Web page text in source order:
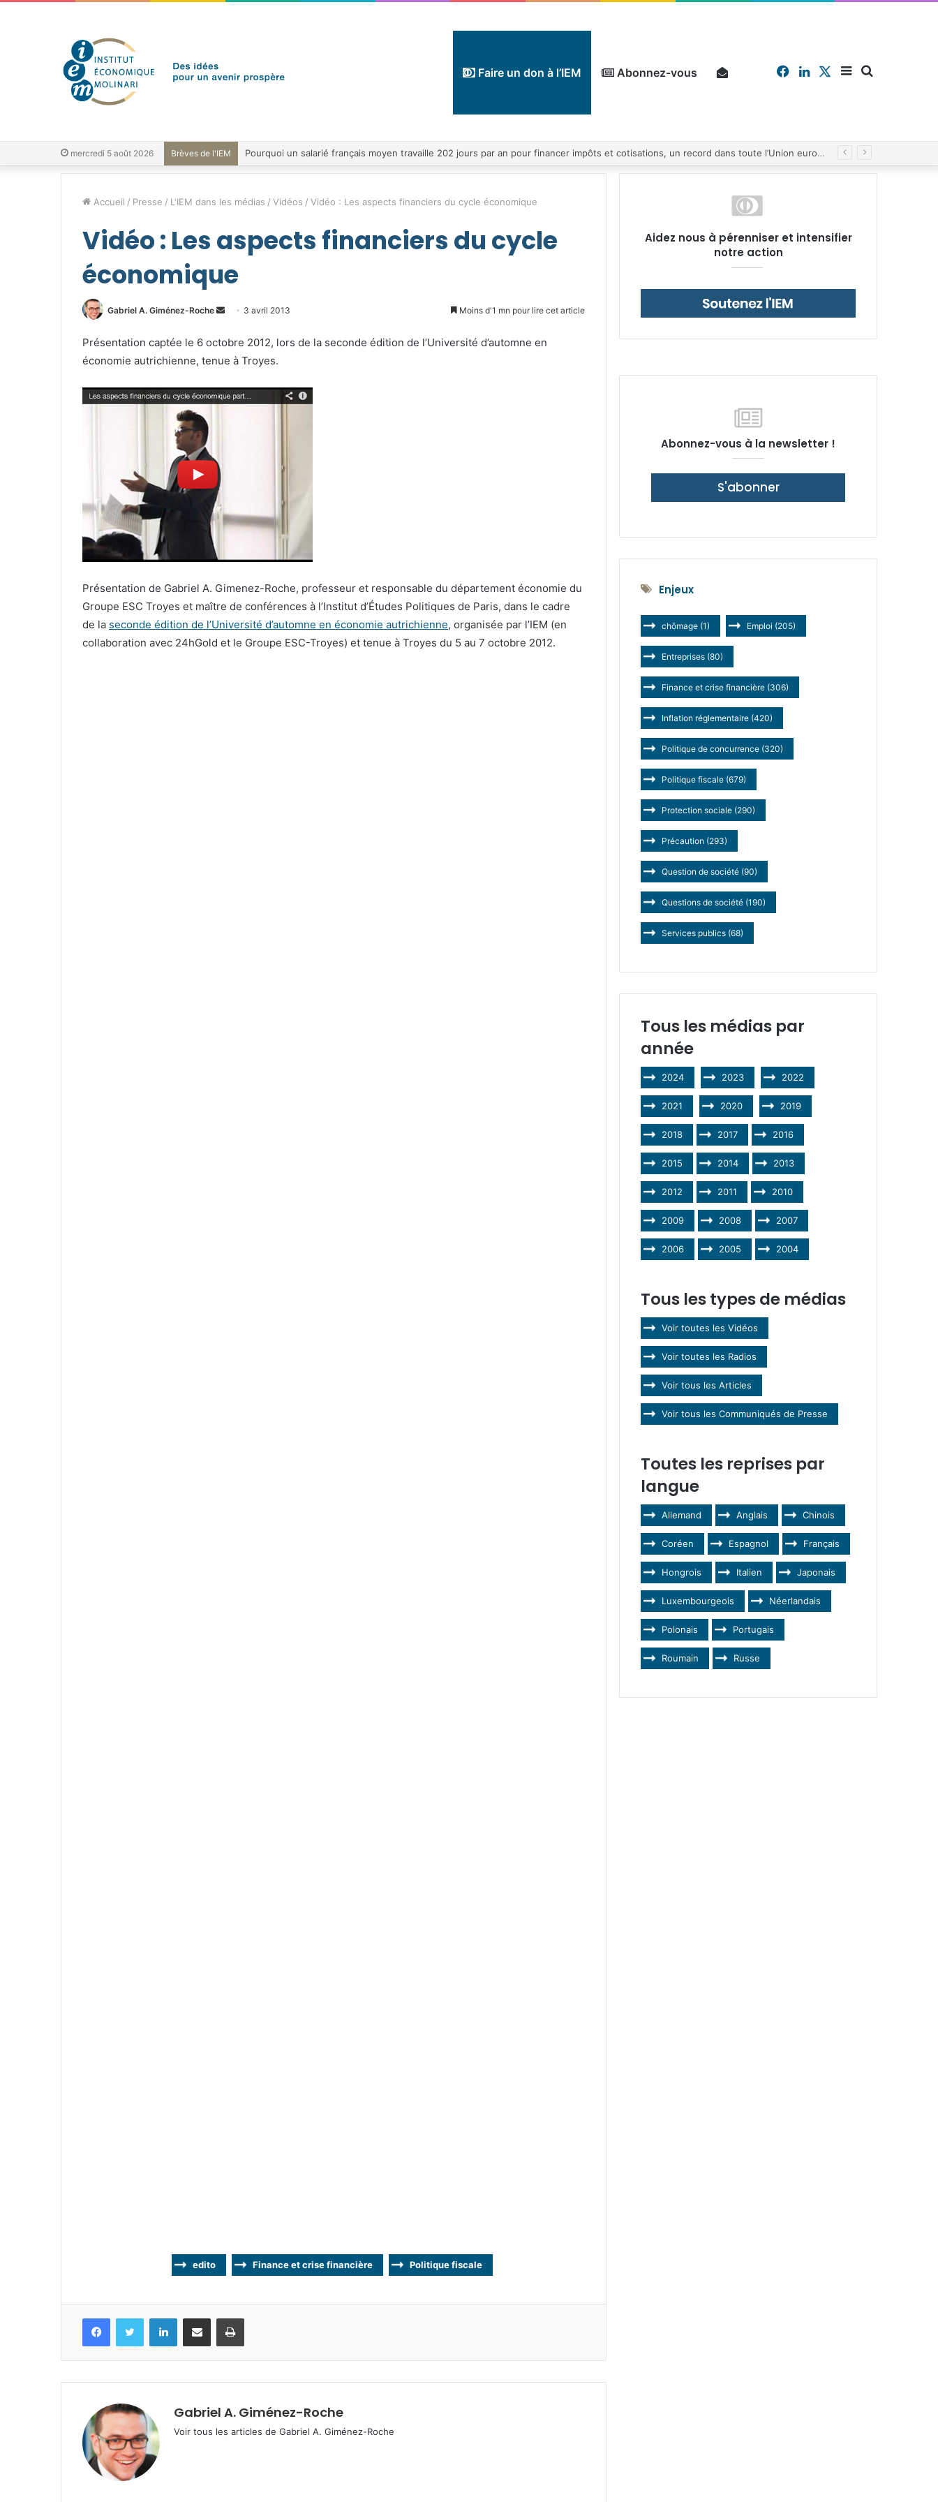
Faire un don à l’IEM Abonnez-vous Sidebar
X
Linkedin
Facebook
mercredi 5 août 2026 Brèves de l'IEM Pourquoi un salarié français moyen travaille 202 jours par an pour financer impôts et cotisations, un record dans toute l’Union européenne
Accueil / Presse / L'IEM dans les médias / Vidéos / Vidéo : Les aspects financiers du cycle économique
Vidéo : Les aspects financiers du cycle
économique
Gabriel A. Giménez-Roche
Envoyer
courriel
3 avril 2013 Moins d'1 mn pour lire cet article
Présentation captée le 6 octobre 2012, lors de la seconde édition de l’Université d’automne en
économie autrichienne, tenue à Troyes.
Présentation de Gabriel A. Gimenez-Roche, professeur et responsable du département économie du
Groupe ESC Troyes et maître de conférences à l’Institut d’Études Politiques de Paris, dans le cadre
de la seconde édition de l’Université d’automne en économie autrichienne, organisée par l’IEM (en
collaboration avec 24hGold et le Groupe ESC-Troyes) et tenue à Troyes du 5 au 7 octobre 2012.
edito Finance et crise financière Politique fiscale
FacebookTwitter LinkedinPartagez par mail Imprimez
Gabriel A. Giménez-Roche
Voir tous les articles de Gabriel A. Giménez-Roche
Aidez nous à pérenniser et intensifier
notre action
Abonnez-vous à la newsletter !
S'abonner
Enjeux
chômage (1) Emploi (205)
Entreprises (80)
Finance et crise financière (306)
Inflation réglementaire (420)
Politique de concurrence (320)
Politique fiscale (679)
Protection sociale (290)
Précaution (293)
Question de société (90)
Questions de société (190)
Services publics (68)
Tous les médias par
année
2024 2023 2022
2021 2020 2019
2018 2017 2016
2015 2014 2013
2012 2011 2010
2009 2008 2007
2006 2005 2004
Tous les types de médias
Voir toutes les Vidéos
Voir toutes les Radios
Voir tous les Articles
Voir tous les Communiqués de Presse
Toutes les reprises par
langue
Allemand Anglais Chinois
Coréen Espagnol Français
Hongrois Italien Japonais
Luxembourgeois Néerlandais
Polonais Portugais
Roumain Russe